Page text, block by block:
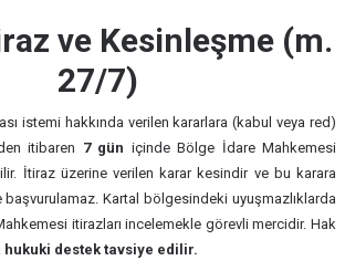
ve Kesinleşme (m.
27/7)
istemi hakkında verilen kararlara (kabul veya red)
itibaren 7 gün içinde Bölge İdare Mahkemesi
İtiraz üzerine verilen karar kesindir ve bu karara
başvurulamaz. Kartal bölgesindeki uyuşmazlıklarda
itirazları incelemekle görevli mercidir. Hak
hukuki destek tavsiye edilir.